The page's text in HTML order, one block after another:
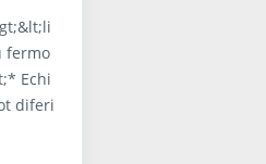
fermo
Echi
diferi